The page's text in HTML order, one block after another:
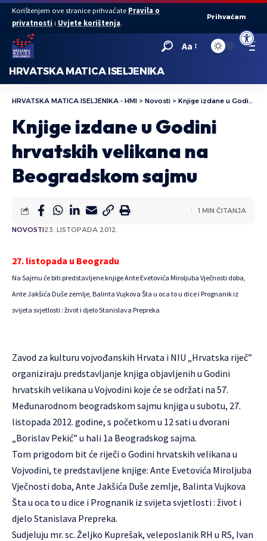
Open
Korištenjem ove stranice prihvaćate Pravila o
privatnosti i Uvjete korištenja.
Prihvaćam
Aa
HRVATSKA MATICA ISELJENIKA
HRVATSKA MATICA ISELJENIKA - HMI > Novosti > Knjige izdane u Godini hrvatskih velikana na Beogradskom sajmu
Knjige izdane u Godini
hrvatskih velikana na
Beogradskom sajmu
NOVOSTI23. LISTOPADA 2012.
1 MIN ČITANJA
27. listopada u Beogradu
Na Sajmu će biti predstavljene knjige Ante Evetovića Miroljuba Vječnosti doba,
Ante Jakšića Duše zemlje, Balinta Vujkova Šta u oca to u dice i Prognanik iz
svijeta svjetlosti : život i djelo Stanislava Prepreka
Zavod za kulturu vojvođanskih Hrvata i NIU „Hrvatska riječ”
organiziraju predstavljanje knjiga objavljenih u Godini
hrvatskih velikana u Vojvodini koje će se održati na 57.
Međunarodnom beogradskom sajmu knjiga u subotu, 27.
listopada 2012. godine, s početkom u 12 sati u dvorani
„Borislav Pekić” u hali 1a Beogradskog sajma.
Tom prigodom bit će riječi o Godini hrvatskih velikana u
Vojvodini, te predstavljene knjige: Ante Evetovića Miroljuba
Vječnosti doba, Ante Jakšića Duše zemlje, Balinta Vujkova
Šta u oca to u dice i Prognanik iz svijeta svjetlosti : život i
djelo Stanislava Prepreka.
Sudjeluju mr. sc. Željko Kuprešak, veleposlanik RH u RS, Ivan